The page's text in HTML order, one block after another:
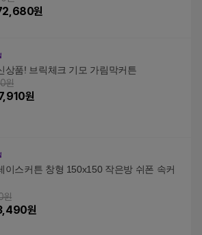
원
상품! 브릭체크 기모 가림막커튼
원
원
이스커튼 창형 150x150 작은방 쉬폰 속커
원
원